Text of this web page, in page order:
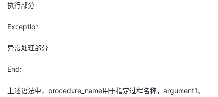
执行部分
Exception
异常处理部分
End;
上述语法中， procedure_name用于指定过程名称， argument1 、